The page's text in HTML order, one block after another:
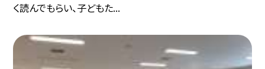
く読んでもらい、子どもた...